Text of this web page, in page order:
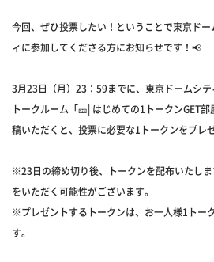
今回、ぜひ投票したい！ということで東京ド
ィに参加してくださる方にお知らせです！📢
3月23日（月）23：59までに、東京ドームシ
トークルーム「🎫| はじめての1トークンGET
稿いただくと、投票に必要な1トークンをプレ
※23日の締め切り後、トークンを配布いたし
をいただく可能性がございます。
※プレゼントするトークンは、お一人様1トー
す。